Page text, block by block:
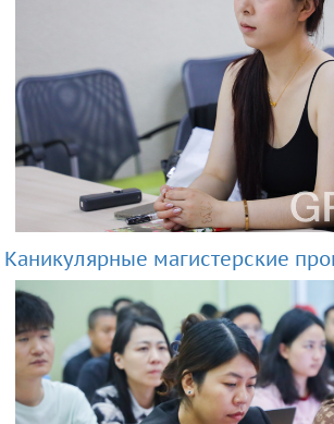
Каникулярные магистерские